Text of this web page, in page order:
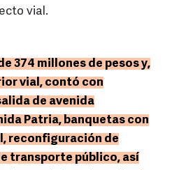
vial.
374 millones de pesos y,
vial, contó con
de avenida
Patria, banquetas con
reconfiguración de
transporte público, así